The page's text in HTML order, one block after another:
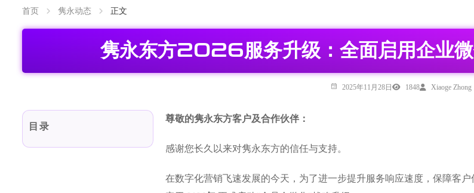
首页 隽永动态 正文
隽永东方2026服务升级：全面启用企业微
2025年11月28日 1848 Xiaoge Zhong
目录
尊敬的隽永东方客户及合作伙伴：
感谢您长久以来对隽永东方的信任与支持。
在数字化营销飞速发展的今天，为了进一步提升服务响应速度，保障客